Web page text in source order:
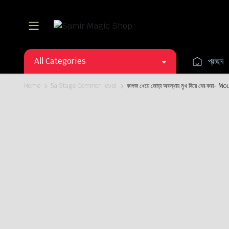
All Categories প্রচ্ছদ
Home 5a Stage Common level কাগজ খেয়ে জোড়া অবস্থায় মুখ দিয়ে বের